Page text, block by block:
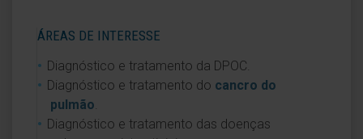
ÁREAS DE INTERESSE
Diagnóstico e tratamento da DPOC.
Diagnóstico e tratamento do cancro do
pulmão.
Diagnóstico e tratamento das doenças